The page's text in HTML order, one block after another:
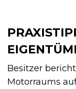
Besitzer
Motorraums